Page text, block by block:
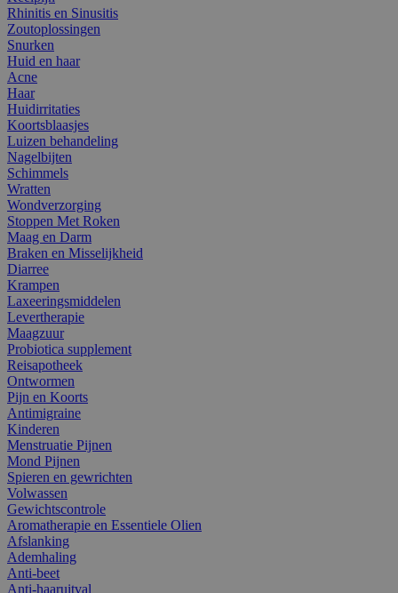
Rhinitis en Sinusitis
Zoutoplossingen
Snurken
Huid en haar
Acne
Haar
Huidirritaties
Koortsblaasjes
Luizen behandeling
Nagelbijten
Schimmels
Wratten
Wondverzorging
Stoppen Met Roken
Maag en Darm
Braken en Misselijkheid
Diarree
Krampen
Laxeeringsmiddelen
Levertherapie
Maagzuur
Probiotica supplement
Reisapotheek
Ontwormen
Pijn en Koorts
Antimigraine
Kinderen
Menstruatie Pijnen
Mond Pijnen
Spieren en gewrichten
Volwassen
Gewichtscontrole
Aromatherapie en Essentiele Olien
Afslanking
Ademhaling
Anti-beet
Anti-haaruitval